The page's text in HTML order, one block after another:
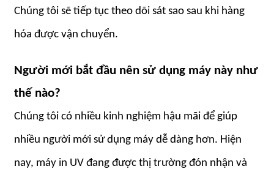
Chúng tôi sẽ tiếp tục theo dõi sát sao sau khi hàng
hóa được vận chuyển.
Người mới bắt đầu nên sử dụng máy này như
thế nào?
Chúng tôi có nhiều kinh nghiệm hậu mãi để giúp
nhiều người mới sử dụng máy dễ dàng hơn. Hiện
nay, máy in UV đang được thị trường đón nhận và